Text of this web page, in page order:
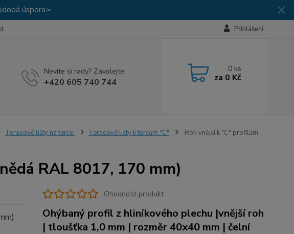
úspora➢
Přihlášení
Nevíte si rady? Zavolejte.
+420 605 740 744
0 ks
za 0 Kč
Terasové lišty na terče Terasové lišty k terčům "C"
Roh vnější k "C" profilům
RAL 8017, 170 mm)
Ohodnotit produkt
Ohýbaný profil z hliníkového plechu |vnější roh
| tloušťka 1,0 mm | rozměr 40x40 mm | čelní